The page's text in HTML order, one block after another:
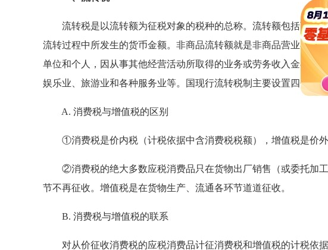
流转税是以流转额为征税对象的税种的总称。流转额包括商品
流转过程中所发生的货币金额。非商品流转额就是非商品营业额，
单位和个人，因从事其他经营活动所取得的业务或劳务收入金额，
娱乐业、旅游业和各种服务业等。国现行流转税制主要设置四个税
A. 消费税与增值税的区别
①消费税是价内税（计税依据中含消费税税额），增值税是价外
②消费税的绝大多数应税消费品只在货物出厂销售（或委托加工
节不再征收。增值税是在货物生产、流通各环节道道征收。
B. 消费税与增值税的联系
对从价征收消费税的应税消费品计征消费税和增值税的计税依